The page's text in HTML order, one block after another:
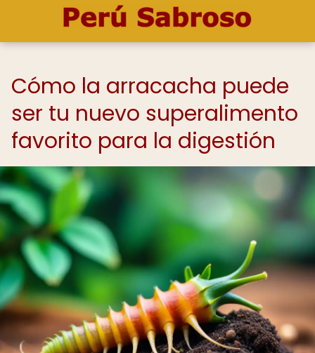
Cómo la arracacha puede
ser tu nuevo superalimento
favorito para la digestión